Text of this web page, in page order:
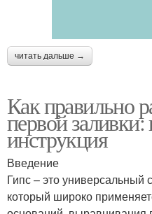
читать дальше →
Как правильно
первой
инструкция
Введение
Гипс – это универсальный
который широко